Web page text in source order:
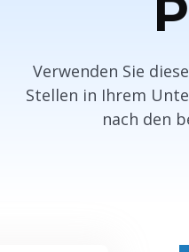
Verwenden Sie
Stellen in Ihrem
nach den